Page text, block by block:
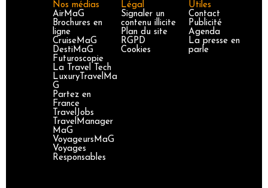
Nos médias
AirMaG
Brochures en
ligne
CruiseMaG
DestiMaG
Futuroscopie
La Travel Tech
LuxuryTravelMa
G
Partez en
France
TravelJobs
TravelManager
MaG
VoyageursMaG
Voyages
Responsables
Légal
Signaler un
contenu illicite
Plan du site
RGPD
Cookies
Utiles
Contact
Publicité
Agenda
La presse en
parle